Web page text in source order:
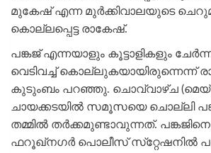
മുകേഷ് എന്ന മുർക്കിവാലയുടെ
കൊല്ലപ്പെട്ട രാകേഷ്.
പങ്കജ് എന്നയാളും കൂട്ടാളികളും
വെടിവച്ച് കൊല്ലുകയായിരുന്നെന്ന്
കുടുംബം പറഞ്ഞു. ചൊവ്വാഴ്‌ച (മെയ്
ചായക്കടയിൽ സമൂസയെ ചൊല്ലി
തമ്മിൽ തർക്കമുണ്ടാവുന്നത്.
ഫറൂഖ്‌നഗർ പൊലീസ് സ്‌റ്റേഷനിൽ